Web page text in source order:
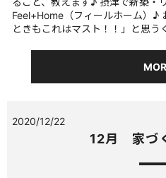
Feel+Home（フィールホーム）♪
ときもこれはマスト！！」と思
2020/12/22
12月 家づ